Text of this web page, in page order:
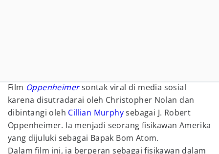
Film Oppenheimer sontak viral di media sosial
karena disutradarai oleh Christopher Nolan dan
dibintangi oleh Cillian Murphysebagai J. Robert
Oppenheimer. Ia menjadi seorang fisikawan Amerika
yang dijuluki sebagai Bapak Bom Atom.
Dalam film ini, ia berperan sebagai fisikawan dalam